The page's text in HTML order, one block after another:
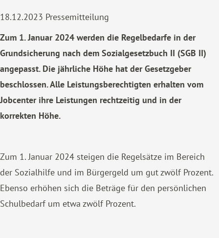
18.12.2023 Pressemitteilung
Zum 1. Januar 2024 werden die Regelbedarfe in der
Grundsicherung nach dem Sozialgesetzbuch II (SGB II)
angepasst. Die jährliche Höhe hat der Gesetzgeber
beschlossen. Alle Leistungsberechtigten erhalten vom
Jobcenter ihre Leistungen rechtzeitig und in der
korrekten Höhe.
Zum 1. Januar 2024 steigen die Regelsätze im Bereich
der Sozialhilfe und im Bürgergeld um gut zwölf Prozent.
Ebenso erhöhen sich die Beträge für den persönlichen
Schulbedarf um etwa zwölf Prozent.